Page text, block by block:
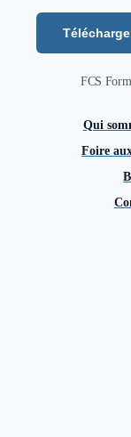
FCS
Qui
Foire